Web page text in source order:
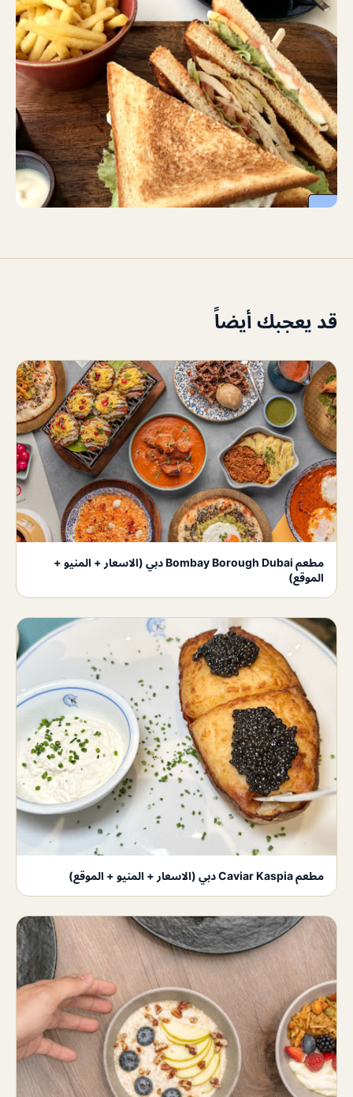
قد يعجبك أيضاً
مطعم Bombay Borough Dubai دبي (الاسعار + المنيو +
الموقع)
مطعم Caviar Kaspia دبي (الاسعار + المنيو + الموقع)